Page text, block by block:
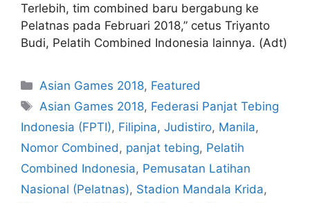
Terlebih, tim combined baru bergabung ke
Pelatnas pada Februari 2018,” cetus Triyanto
Budi, Pelatih Combined Indonesia lainnya. (Adt)
Asian Games 2018, Featured
Asian Games 2018, Federasi Panjat Tebing
Indonesia (FPTI), Filipina, Judistiro, Manila,
Nomor Combined , panjat tebing, Pelatih
Combined Indonesia, Pemusatan Latihan
Nasional (Pelatnas), Stadion Mandala Krida,